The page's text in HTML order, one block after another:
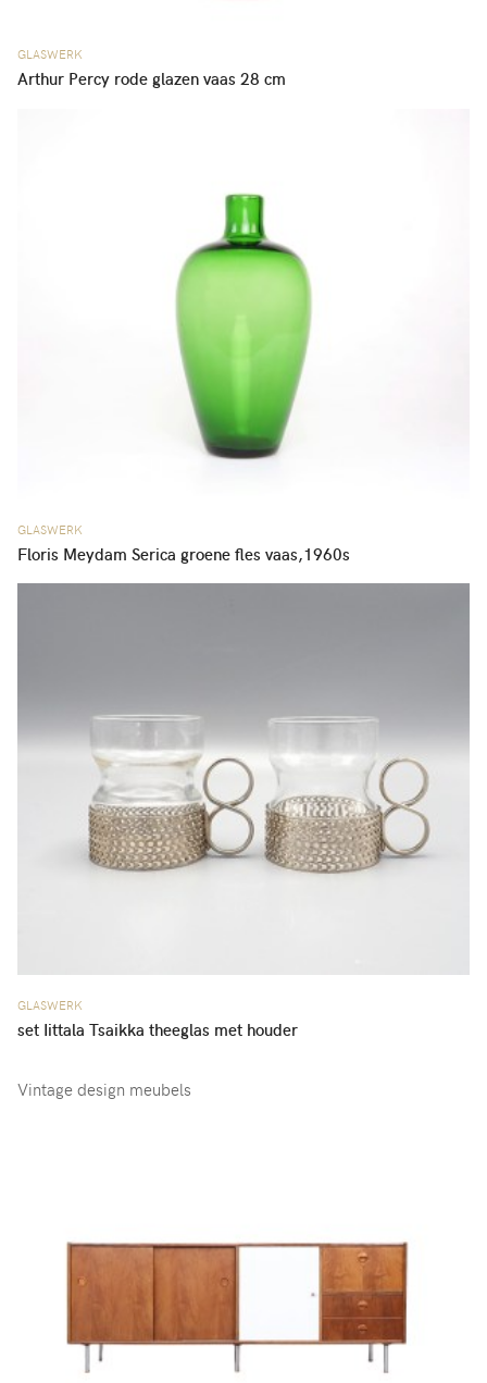
GLASWERK
Arthur Percy rode glazen vaas 28 cm
GLASWERK
Floris Meydam Serica groene fles vaas,1960s
GLASWERK
set Iittala Tsaikka theeglas met houder
Vintage design meubels